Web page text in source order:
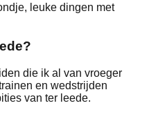
leuke dingen met
die ik al van vroeger
en wedstrijden
van ter leede.